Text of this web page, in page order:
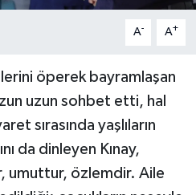
A- A+
öperek bayramlaşan
uzun sohbet etti, hal
sırasında yaşlıların
da dinleyen Kınay,
umuttur, özlemdir. Aile